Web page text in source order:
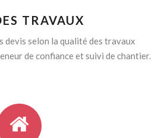
TRAVAUX
selon la qualité des travaux
de confiance et suivi de chantier.